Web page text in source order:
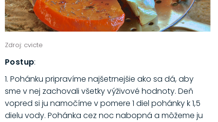
Zdroj: cvicte
Postup:
1. Pohánku pripravíme najšetrnejšie ako sa dá, aby
sme v nej zachovali všetky výživové hodnoty. Deň
vopred si ju namočíme v pomere 1 diel pohánky k 1,5
dielu vody. Pohánka cez noc nabopná a môžeme ju